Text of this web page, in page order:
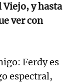
Viejo, y hasta
ver con
Ferdy es
espectral,